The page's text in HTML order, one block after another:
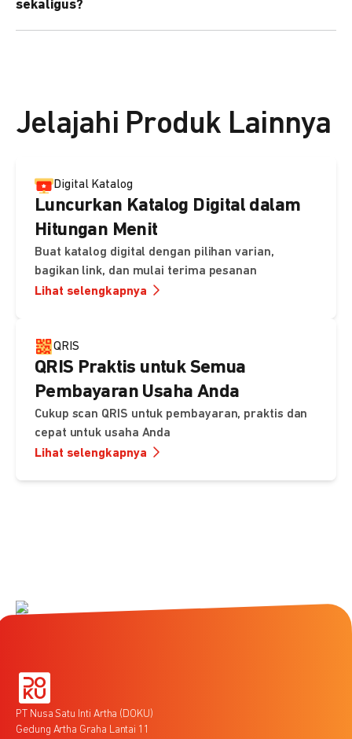
kebutuhan Anda.
sekaligus?
Jelajahi Produk Lainnya
Digital Katalog
Luncurkan Katalog Digital dalam
Hitungan Menit
Buat katalog digital dengan pilihan varian,
bagikan link, dan mulai terima pesanan
Lihat selengkapnya
QRIS
QRIS Praktis untuk Semua
Pembayaran Usaha Anda
Cukup scan QRIS untuk pembayaran, praktis dan
cepat untuk usaha Anda
Lihat selengkapnya
PT Nusa Satu Inti Artha (DOKU)
Gedung Artha Graha Lantai 11